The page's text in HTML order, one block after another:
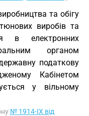
та обігу
виробів та
в електронних
органом
податкову
Кабінетом
у вільному
№ 1914-IX від